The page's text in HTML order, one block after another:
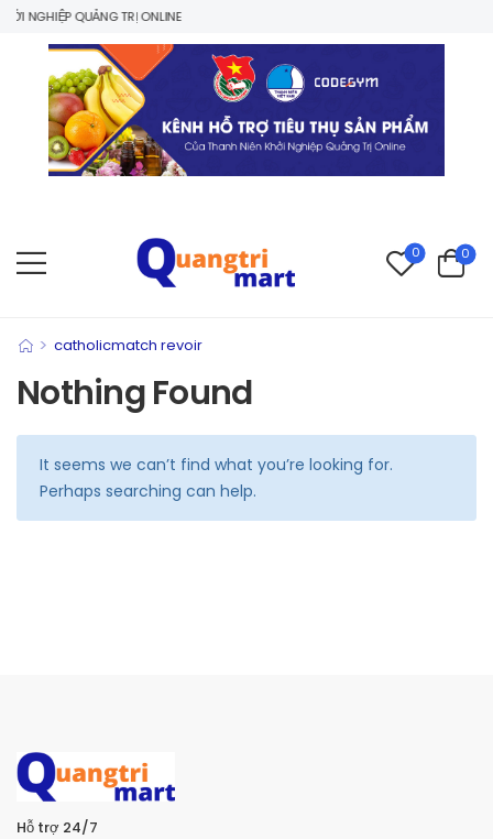
NGHIỆP QUẢNG TRỊ ONLINE
0 0
> catholicmatch revoir
Nothing Found
It seems we can’t find what you’re looking for.
Perhaps searching can help.
Hỗ trợ 24/7